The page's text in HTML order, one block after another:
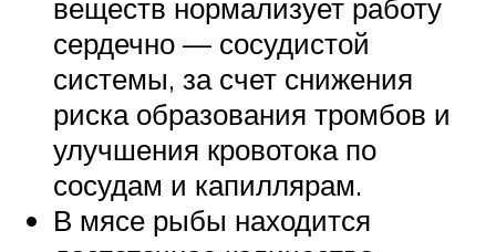
веществ нормализует работу
сердечно — сосудистой
системы, за счет снижения
риска образования тромбов и
улучшения кровотока по
сосудам и капиллярам.
В мясе рыбы находится